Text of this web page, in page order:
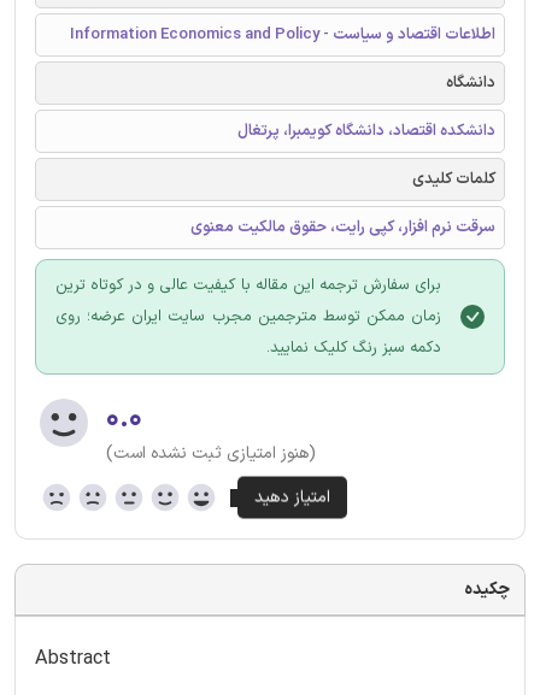
اطلاعات اقتصاد و سیاست - Information Economics and Policy
دانشگاه
دانشکده اقتصاد، دانشگاه کویمبرا، پرتغال
کلمات کلیدی
سرقت نرم افزار، کپی رایت، حقوق مالکیت معنوی
برای سفارش ترجمه این مقاله با کیفیت عالی و در کوتاه ترین
زمان ممکن توسط مترجمین مجرب سایت ایران عرضه؛ روی
دکمه سبز رنگ کلیک نمایید.
۰.۰
(هنوز امتیازی ثبت نشده است)
چکیده
Abstract